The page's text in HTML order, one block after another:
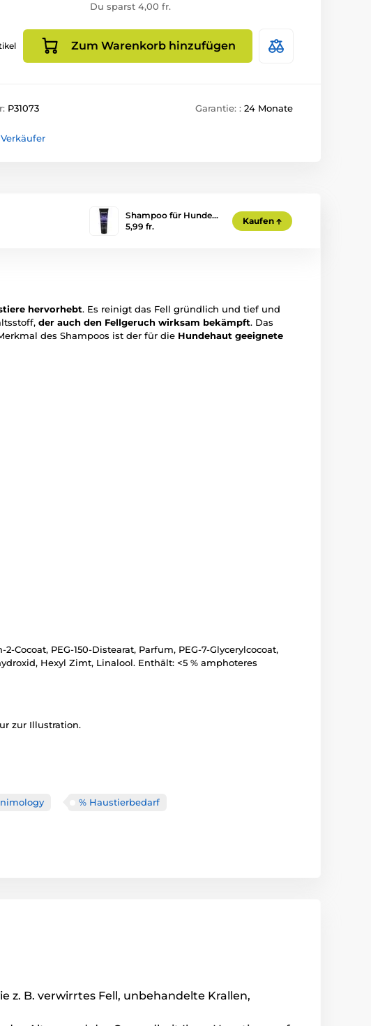
Du sparst 4,00 fr.
Zum Warenkorb hinzufügen
P31073 Garantie: : 24 Monate
Shampoo für Hunde…
5,99 fr.
Kaufen
hervorhebt. Es reinigt das Fell gründlich und tief und
der auch den Fellgeruch wirksam bekämpft. Das
des Shampoos ist der für die Hundehaut geeignete
PEG-150-Distearat, Parfum, PEG-7-Glycerylcocoat,
Hexyl Zimt, Linalool. Enthält: <5 % amphoteres
zur Illustration.
% Haustierbedarf
z. B. verwirrtes Fell, unbehandelte Krallen,